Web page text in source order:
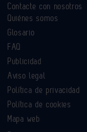
Contacte con nosotros
Quiénes somos
Glosario
FAQ
Publicidad
Aviso legal
Política de privacidad
Política de cookies
Mapa web